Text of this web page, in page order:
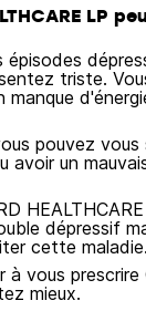
épisodes
triste.
pouvez
avoir un
dépressif
cette maladie.
vous prescrire
mieux.